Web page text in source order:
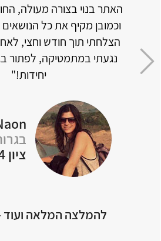
האתר בנוי בצורה מעולה,
וכמובן מקיף את כל
יחידות!"
בגרות 5
ציון 94
להמלצה המלאה ועוד